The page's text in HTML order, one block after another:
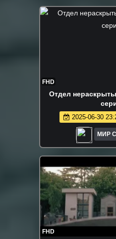
FHD
Отдел
2025-06-30
МИР
FHD